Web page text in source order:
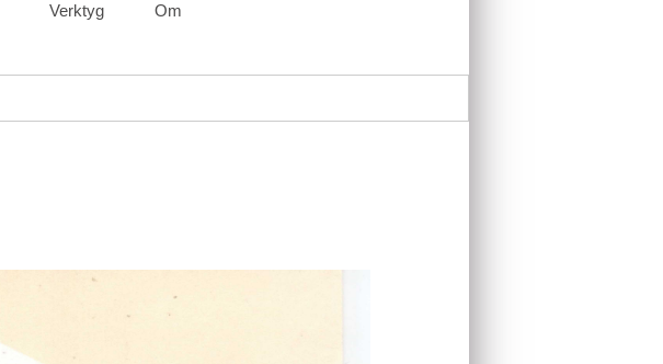
Verktyg Om